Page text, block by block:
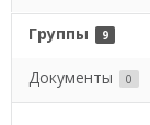
Группы 9
Документы 0